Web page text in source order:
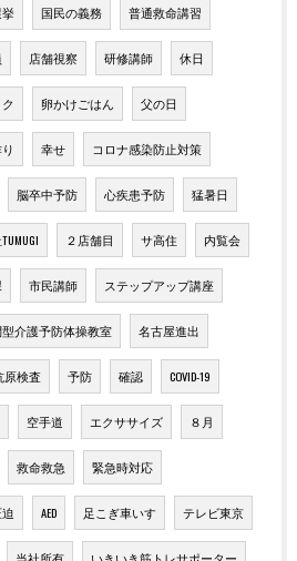
国民の義務 普通救命講習
店舗視察 研修講師 休日
卵かけごはん 父の日
幸せ コロナ感染防止対策
脳卒中予防 心疾患予防 猛暑日
２店舗目 サ高住 内覧会
市民講師 ステップアップ講座
介護予防体操教室 名古屋進出
原検査 予防 確認 COVID-19
空手道 エクササイズ ８月
救命救急 緊急時対応
AED 足こぎ車いす テレビ東京
当社所有 いきいき筋トレサポーター